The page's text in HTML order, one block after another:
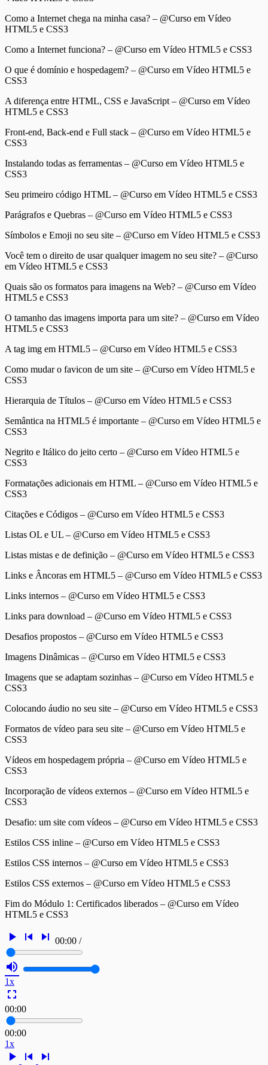
Como a Internet chega na minha casa? – @Curso em Vídeo
HTML5 e CSS3
Como a Internet funciona? – @Curso em Vídeo HTML5 e CSS3
O que é domínio e hospedagem? – @Curso em Vídeo HTML5 e
CSS3
A diferença entre HTML, CSS e JavaScript – @Curso em Vídeo
HTML5 e CSS3
Front-end, Back-end e Full stack – @Curso em Vídeo HTML5 e
CSS3
Instalando todas as ferramentas – @Curso em Vídeo HTML5 e
CSS3
Seu primeiro código HTML – @Curso em Vídeo HTML5 e CSS3
Parágrafos e Quebras – @Curso em Vídeo HTML5 e CSS3
Símbolos e Emoji no seu site – @Curso em Vídeo HTML5 e CSS3
Você tem o direito de usar qualquer imagem no seu site? – @Curso
em Vídeo HTML5 e CSS3
Quais são os formatos para imagens na Web? – @Curso em Vídeo
HTML5 e CSS3
O tamanho das imagens importa para um site? – @Curso em Vídeo
HTML5 e CSS3
A tag img em HTML5 – @Curso em Vídeo HTML5 e CSS3
Como mudar o favicon de um site – @Curso em Vídeo HTML5 e
CSS3
Hierarquia de Títulos – @Curso em Vídeo HTML5 e CSS3
Semântica na HTML5 é importante – @Curso em Vídeo HTML5 e
CSS3
Negrito e Itálico do jeito certo – @Curso em Vídeo HTML5 e
CSS3
Formatações adicionais em HTML – @Curso em Vídeo HTML5 e
CSS3
Citações e Códigos – @Curso em Vídeo HTML5 e CSS3
Listas OL e UL – @Curso em Vídeo HTML5 e CSS3
Listas mistas e de definição – @Curso em Vídeo HTML5 e CSS3
Links e Âncoras em HTML5 – @Curso em Vídeo HTML5 e CSS3
Links internos – @Curso em Vídeo HTML5 e CSS3
Links para download – @Curso em Vídeo HTML5 e CSS3
Desafios propostos – @Curso em Vídeo HTML5 e CSS3
Imagens Dinâmicas – @Curso em Vídeo HTML5 e CSS3
Imagens que se adaptam sozinhas – @Curso em Vídeo HTML5 e
CSS3
Colocando áudio no seu site – @Curso em Vídeo HTML5 e CSS3
Formatos de vídeo para seu site – @Curso em Vídeo HTML5 e
CSS3
Vídeos em hospedagem própria – @Curso em Vídeo HTML5 e
CSS3
Incorporação de vídeos externos – @Curso em Vídeo HTML5 e
CSS3
Desafio: um site com vídeos – @Curso em Vídeo HTML5 e CSS3
Estilos CSS inline – @Curso em Vídeo HTML5 e CSS3
Estilos CSS internos – @Curso em Vídeo HTML5 e CSS3
Estilos CSS externos – @Curso em Vídeo HTML5 e CSS3
Fim do Módulo 1: Certificados liberados – @Curso em Vídeo
HTML5 e CSS3
play_arrow skip_previous skip_next 00:00 /
volume_up
1x
fullscreen
00:00
00:00
1x
play_arrow skip_previous
skip_next